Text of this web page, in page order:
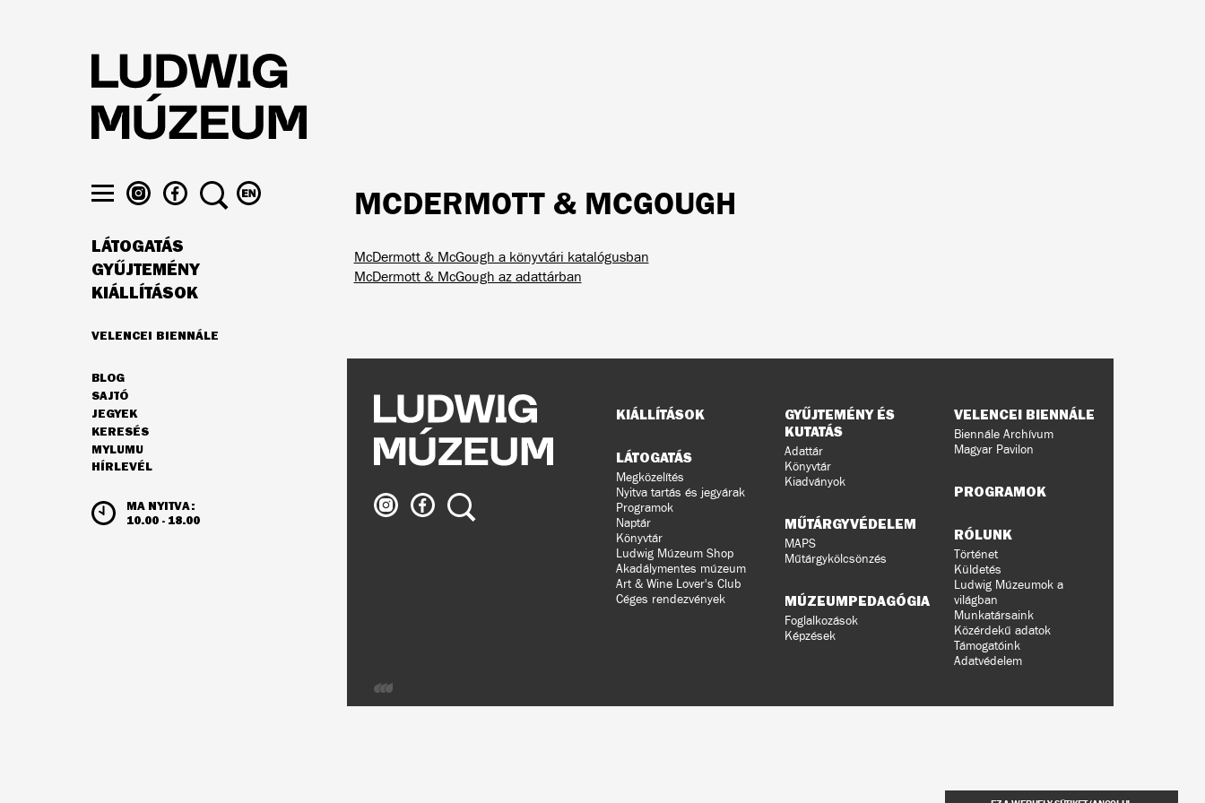
láthatósága
LUDWIG
MÚZEUM
INSTAGRAMON
LUDWIG
MÚZEUM
FACEBOOK-
ON
KERESÉSVÁLTÁS
ENGLISH
FŐ
NAVIGÁCIÓ
LÁTOGATÁS
GYŰJTEMÉNY
KIÁLLÍTÁSOK
VELENCEI BIENNÁLE
MÁSODLAGOS
NAVIGÁCIÓ
BLOG
SAJTÓ
JEGYEK
KERESÉS
MYLUMU
HÍRLEVÉL
MA NYITVA:
10.00 - 18.00
NYITVATARTÁS ÉS JEGYÁRAK
MCDERMOTT & MCGOUGH
McDermott & McGough a könyvtári katalógusban
McDermott & McGough az adattárban
Ludwig
Múzeum
Ludwig
Múzeum
Keresés
Oldaltérkép
KIÁLLÍTÁSOK
LÁTOGATÁS
Megközelítés
Nyitva tartás és jegyárak
Programok
Naptár
Könyvtár
Ludwig Múzeum Shop
Akadálymentes múzeum
Art & Wine Lover's Club
Céges rendezvények
GYŰJTEMÉNY ÉS
KUTATÁS
Adattár
Könyvtár
Kiadványok
MŰTÁRGYVÉDELEM
MAPS
Műtárgykölcsönzés
MÚZEUMPEDAGÓGIA
Foglalkozások
Képzések
VELENCEI BIENNÁLE
Biennále Archívum
Magyar Pavilon
PROGRAMOK
RÓLUNK
Történet
Küldetés
Ludwig Múzeumok a
világban
Munkatársaink
Közérdekű adatok
Támogatóink
Adatvédelem
Weboldalunkat
az